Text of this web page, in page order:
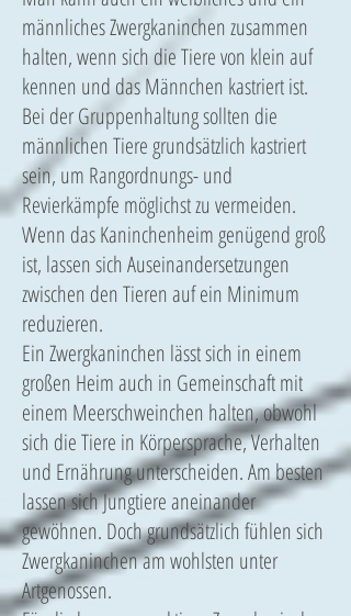
männliches Zwergkaninchen zusammen
halten, wenn sich die Tiere von klein auf
kennen und das Männchen kastriert ist.
Bei der Gruppenhaltung sollten die
männlichen Tiere grundsätzlich kastriert
sein, um Rangordnungs- und
Revierkämpfe möglichst zu vermeiden.
Wenn das Kaninchenheim genügend groß
ist, lassen sich Auseinandersetzungen
zwischen den Tieren auf ein Minimum
reduzieren.
Ein Zwergkaninchen lässt sich in einem
großen Heim auch in Gemeinschaft mit
einem Meerschweinchen halten, obwohl
sich die Tiere in Körpersprache, Verhalten
und Ernährung unterscheiden. Am besten
lassen sich Jungtiere aneinander
gewöhnen. Doch grundsätzlich fühlen sich
Zwergkaninchen am wohlsten unter
Artgenossen.